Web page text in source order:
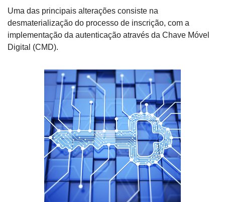
Uma das principais alterações consiste na
desmaterialização do processo de inscrição, com a
implementação da autenticação através da Chave Móvel
Digital (CMD).